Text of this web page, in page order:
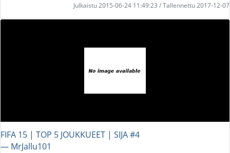
Julkaistu 2015-06-24 11:49:23 / Tallennettu 2017-12-07
FIFA 15 | TOP 5 JOUKKUEET | SIJA #4
― MrJallu101